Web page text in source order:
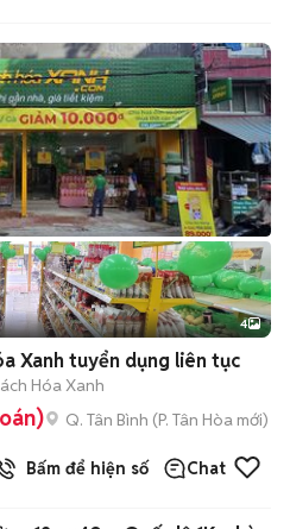
4
Xanh tuyển dụng liên tục
Hóa Xanh
Q. Tân Bình (P. Tân Hòa mới)
Bấm để hiện số Chat